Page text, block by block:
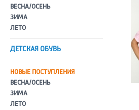
ВЕСНА/ОСЕНЬ
ЗИМА
ЛЕТО
ДЕТСКАЯ ОБУВЬ
НОВЫЕ ПОСТУПЛЕНИЯ
ВЕСНА/ОСЕНЬ
ЗИМА
ЛЕТО